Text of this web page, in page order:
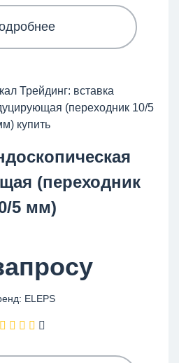
(переходник
5 мм)
ELEPS